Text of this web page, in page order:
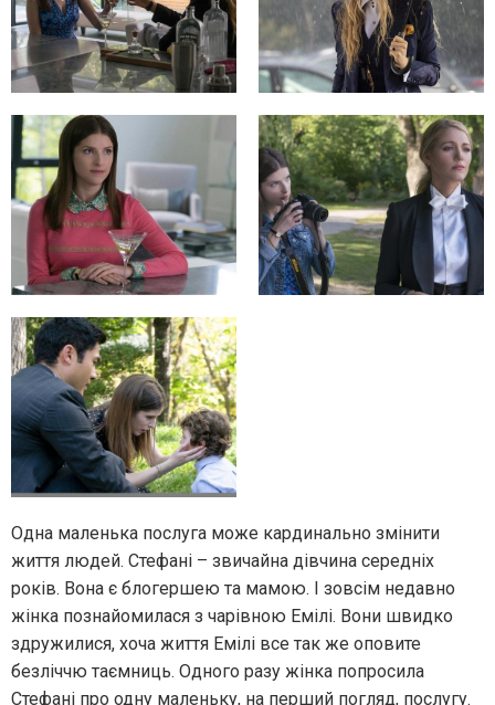
Одна маленька послуга може кардинально змінити
життя людей. Стефані – звичайна дівчина середніх
років. Вона є блогершею та мамою. І зовсім недавно
жінка познайомилася з чарівною Емілі. Вони швидко
здружилися, хоча життя Емілі все так же оповите
безліччю таємниць. Одного разу жінка попросила
Стефані про одну маленьку, на перший погляд, послугу.